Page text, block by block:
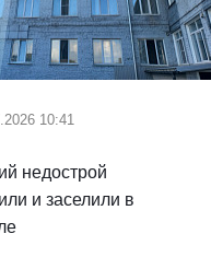
10:41
недострой
и заселили в